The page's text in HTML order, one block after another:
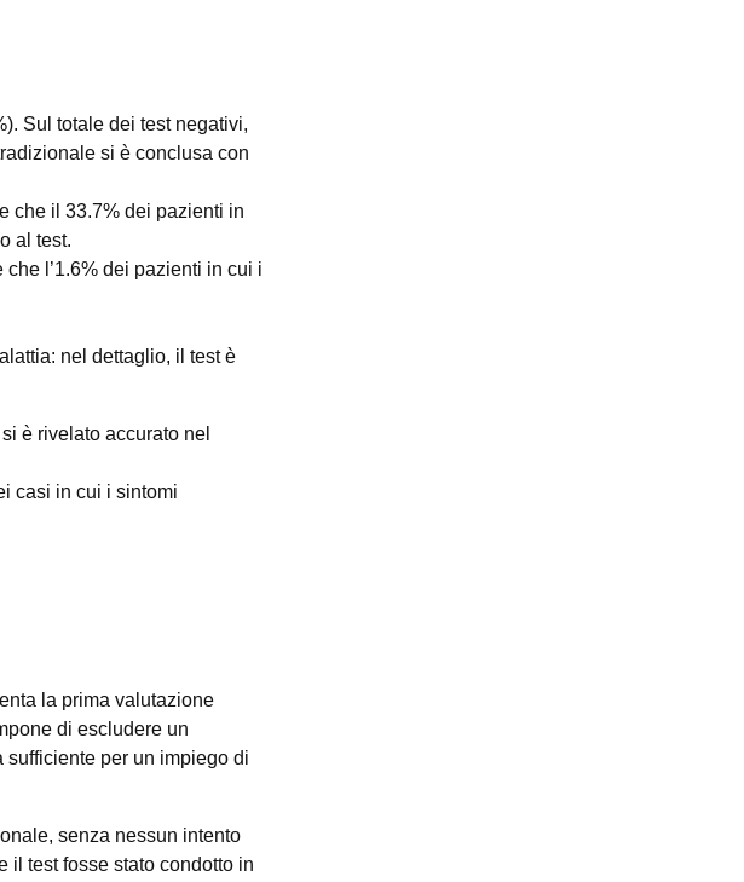
Sul totale dei test negativi,
si è conclusa con
che il 33.7% dei pazienti in
al test.
l’1.6% dei pazienti in cui i
nel dettaglio, il test è
è rivelato accurato nel
casi in cui i sintomi
la prima valutazione
di escludere un
sufficiente per un impiego di
senza nessun intento
il test fosse stato condotto in